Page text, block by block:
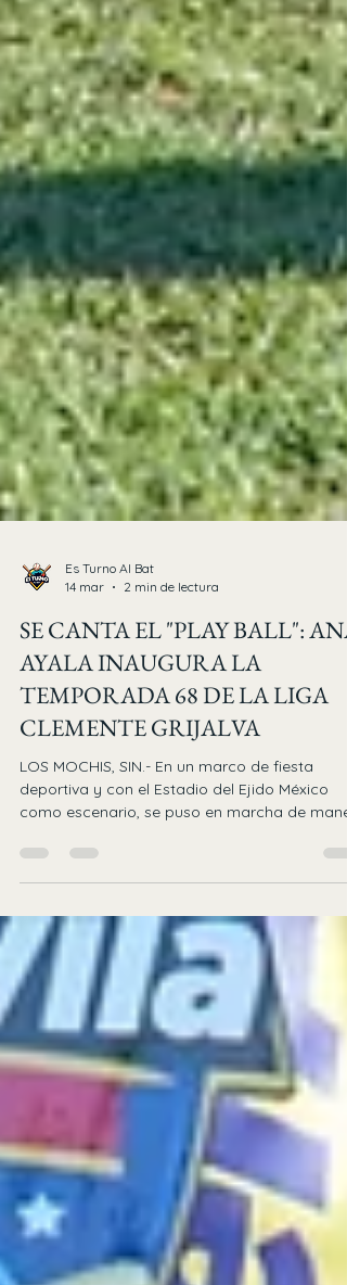
14 mar
2 min de lectura
SE CANTA EL "PLAY BALL": ANA
AYALA INAUGURA LA
TEMPORADA 68 DE LA LIGA
CLEMENTE GRIJALVA
LOS MOCHIS, SIN.- En un marco de fiesta
como escenario, se puso en marcha de
Cota" . La edición de este año rinde homenaje
a la Diputada Federal Ana Elizabeth Ayala
Leyva , quien fue la encargada de realizar el
tradicional lanzamiento de la primera bola. La
ceremonia inaugural destacó por la unión
regional, contando con la presenci